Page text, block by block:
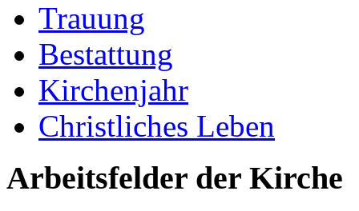
Trauung
Bestattung
Kirchenjahr
Christliches Leben
Arbeitsfelder der Kirche